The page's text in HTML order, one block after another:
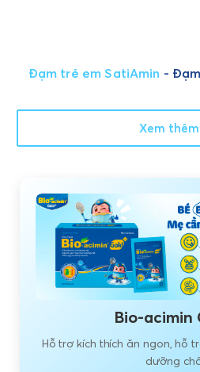
Đạm trẻ em SatiAmin -
Xem thêm
Bio-acimin
Hỗ trợ kích thích ăn ngon, hỗ
dưỡng